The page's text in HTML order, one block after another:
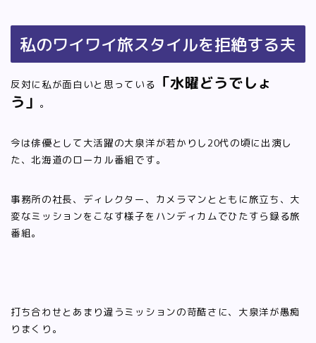
私のワイワイ旅スタイルを拒絶する夫
反対に私が面白いと思っている
「水曜どうでしょ
う」 。
今は俳優として大活躍の大泉洋が若かりし20代の頃に出演し
た、北海道のローカル番組です。
事務所の社長、ディレクター、カメラマンとともに旅立ち、大
変なミッションをこなす様子をハンディカムでひたすら録る旅
番組。
打ち合わせとあまり違うミッションの苛酷さに、大泉洋が愚痴
りまくり。